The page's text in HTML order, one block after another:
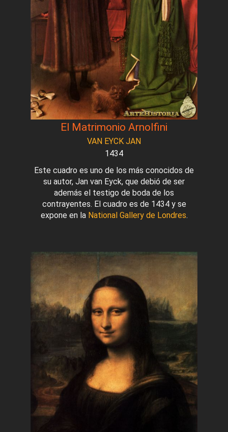
El Matrimonio Arnolfini
VAN EYCK JAN
1434
Este cuadro es uno de los más conocidos de
su autor, Jan van Eyck, que debió de ser
además el testigo de boda de los
contrayentes. El cuadro es de 1434 y se
expone en la National Gallery de Londres.